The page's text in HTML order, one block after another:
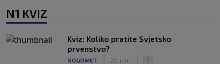
N1 KVIZ
Kviz: Koliko pratite Svjetsko
prvenstvo?
NOGOMET 22. jun. 1